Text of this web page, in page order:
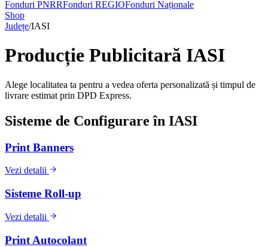
Fonduri PNRRFonduri REGIOFonduri Naționale
Shop
Județe/IASI
Producție Publicitară IASI
Alege localitatea ta pentru a vedea oferta personalizată și timpul de
livrare estimat prin DPD Express.
Sisteme de Configurare în IASI
Print Banners
Vezi detalii
Sisteme Roll-up
Vezi detalii
Print Autocolant